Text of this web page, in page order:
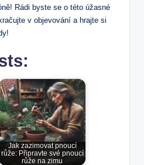
Rádi byste se o této úžasné
v objevování a hrajte si
Jak zazimovat pnoucí
růže: Připravte své pnoucí
růže na zimu